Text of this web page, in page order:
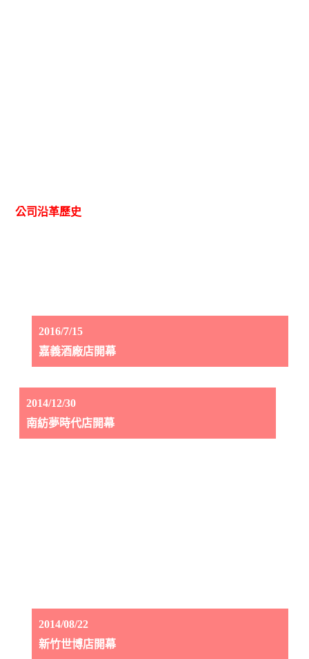
公司沿革歷史
2016/7/15
嘉義酒廠店開幕
2014/12/30
南紡夢時代店開幕
2014/08/22
新竹世博店開幕